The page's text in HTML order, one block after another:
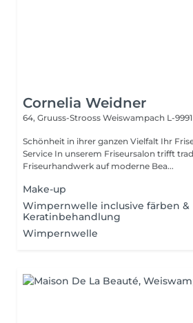
Cornelia Weidner
64, Gruuss-Strooss Weiswampach L-9991
Schönheit in ihrer ganzen Vielfalt Ihr Friseursalon mit Rundum-
Service In unserem Friseursalon trifft traditionelles
Friseurhandwerk auf moderne Bea...
Make-up
Wimpernwelle inclusive färben &
Keratinbehandlung
Wimpernwelle